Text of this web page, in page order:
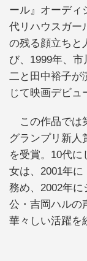
ール』オーディ
代リハウスガー
の残る顔立ちと
び、1999年、
二と田中裕子が
じて映画デビュ
この作品では
グランプリ新人
を受賞。10代
女は、2001年
務め、2002年
公・吉岡ハルの
華々しい活躍を